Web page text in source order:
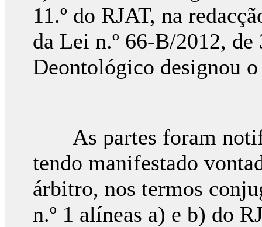
11.º do RJAT, na
da Lei n.º 66-B/2012,
Deontológico designou
As partes foram
tendo manifestado
árbitro, nos termos
n.º 1 alíneas a) e b) do